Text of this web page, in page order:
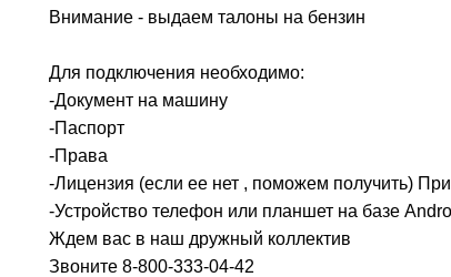
Внимание - выдаем талоны на бензин
Для подключения необходимо:
-Документ на машину
-Паспорт
-Права
-Лицензия (если ее нет , поможем получить)
-Устройство телефон или планшет на базе
Ждем вас в наш дружный коллектив
Звоните 8-800-333-04-42